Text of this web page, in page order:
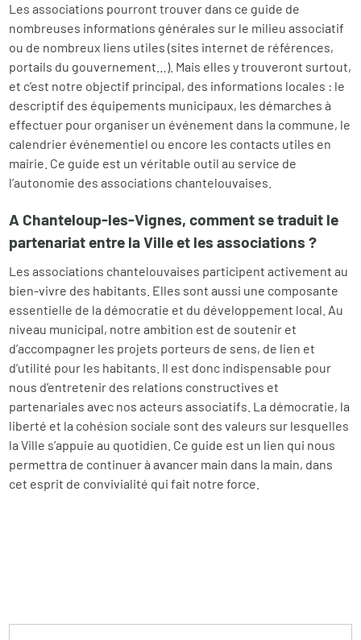
Les associations pourront trouver dans ce guide de
nombreuses informations générales sur le milieu associatif
ou de nombreux liens utiles (sites internet de références,
portails du gouvernement…). Mais elles y trouveront surtout,
et c’est notre objectif principal, des informations locales : le
descriptif des équipements municipaux, les démarches à
effectuer pour organiser un événement dans la commune, le
calendrier événementiel ou encore les contacts utiles en
mairie. Ce guide est un véritable outil au service de
l’autonomie des associations chantelouvaises.
A Chanteloup-les-Vignes, comment se traduit le
partenariat entre la Ville et les associations ?
Les associations chantelouvaises participent activement au
bien-vivre des habitants. Elles sont aussi une composante
essentielle de la démocratie et du développement local. Au
niveau municipal, notre ambition est de soutenir et
d’accompagner les projets porteurs de sens, de lien et
d’utilité pour les habitants. Il est donc indispensable pour
nous d’entretenir des relations constructives et
partenariales avec nos acteurs associatifs. La démocratie, la
liberté et la cohésion sociale sont des valeurs sur lesquelles
la Ville s’appuie au quotidien. Ce guide est un lien qui nous
permettra de continuer à avancer main dans la main, dans
cet esprit de convivialité qui fait notre force.